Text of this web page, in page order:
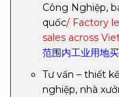
Công Nghiệp,
quốc/ Factory
sales across
范围内工业用地
Tư vấn – thiết
nghiệp, nhà